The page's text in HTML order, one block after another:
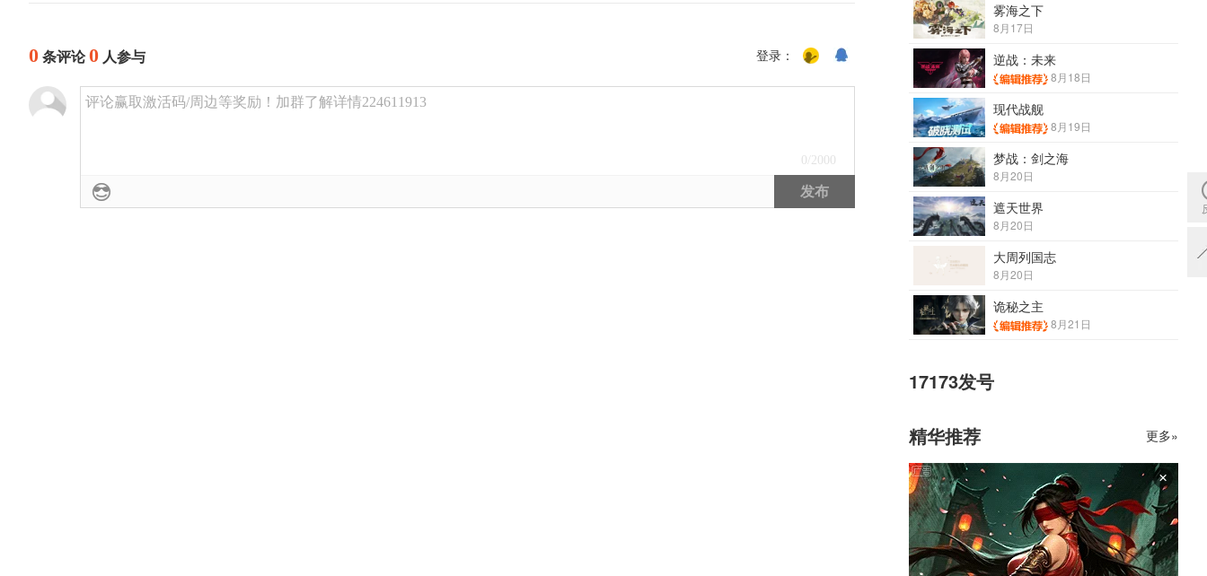
0 条评论0 人参与 登录：
评论赢取激活码/周边等奖励！加群了解详情224611913
0 /2000
发布
雾海之下
8月17日
逆战：未来
8月18日
现代战舰
8月19日
梦战：剑之海
8月20日
遮天世界
8月20日
大周列国志
8月20日
诡秘之主
8月21日
17173发号
精华推荐 更多»
×